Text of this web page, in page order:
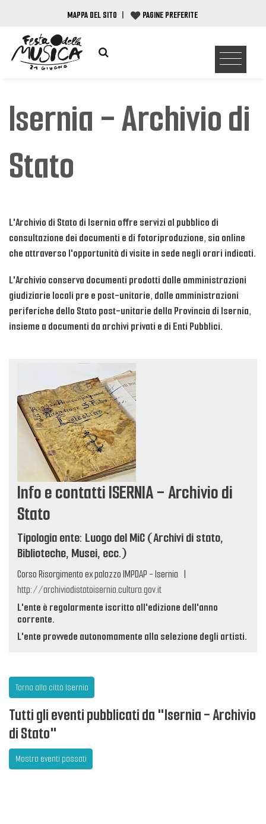
MAPPA DEL SITO | PAGINE PREFERITE
Isernia - Archivio di
Stato
L'Archivio di Stato di Isernia offre servizi al pubblico di
consultazione dei documenti e di fotoriproduzione, sia online
che attraverso l'opportunità di visite in sede negli orari indicati.
L'Archivio conserva documenti prodotti dalle amministrazioni
giudiziarie locali pre e post-unitarie, dalle amministrazioni
periferiche dello Stato post-unitarie della Provincia di Isernia,
insieme a documenti da archivi privati e di Enti Pubblici.
Info e contatti ISERNIA - Archivio di
Stato
Tipologia ente: Luogo del MiC (Archivi di stato,
Biblioteche, Musei, ecc.)
Corso Risorgimento ex palazzo IMPDAP - Isernia |
http://archiviodistatoisernia.cultura.gov.it
L'ente è regolarmente iscritto all'edizione dell'anno
corrente.
L'ente provvede autonomamente alla selezione degli artisti.
Torna alla città Isernia
Tutti gli eventi pubblicati da "Isernia - Archivio
di Stato"
Mostra eventi passati